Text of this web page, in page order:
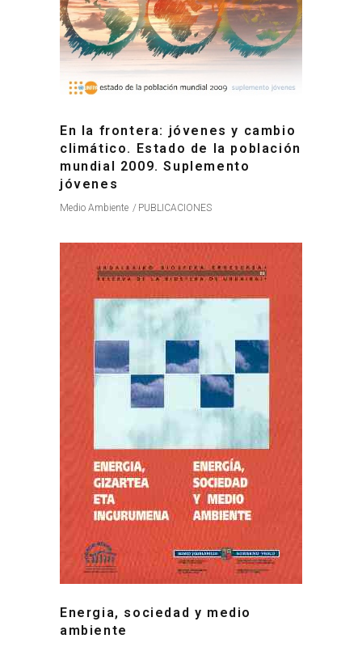
En la frontera: jóvenes y cambio
climático. Estado de la población
mundial 2009. Suplemento
jóvenes
Medio Ambiente PUBLICACIONES
Energia, sociedad y medio
ambiente